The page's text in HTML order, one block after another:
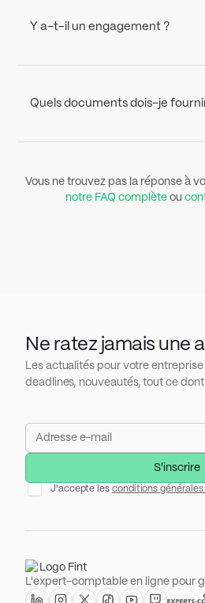
fiscal le plus adapté et
Y a-t-il un engagement ?
Quels documents dois-je
s’occupe de toutes les formalités
Vous ne trouvez pas la réponse à
notre FAQ complèteou
Ne ratez jamais une
Les actualités pour votre
deadlines, nouveautés, tout ce
J'accepte les conditions
L'expert-comptable en ligne pour